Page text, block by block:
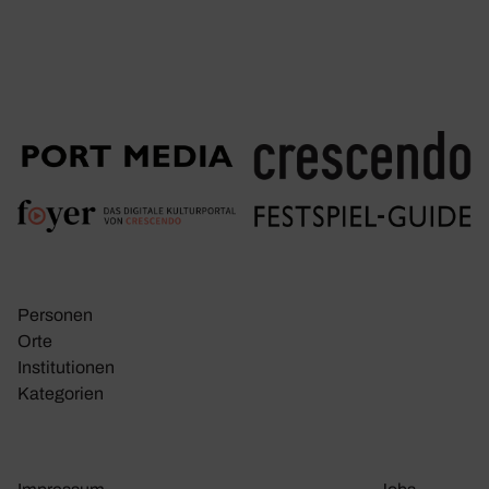
Personen
Orte
Insti­tu­tionen
Kate­go­rien